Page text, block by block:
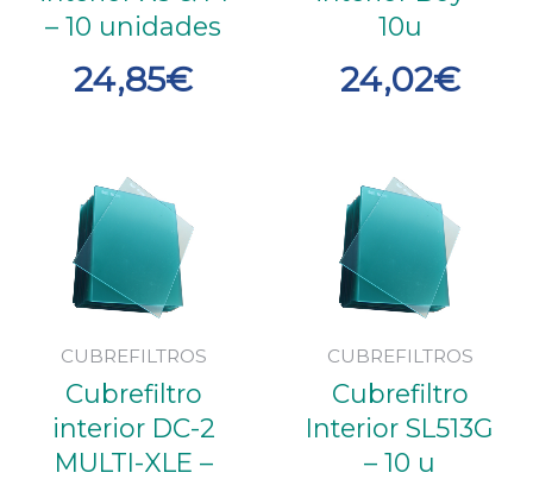
– 10 unidades
24,85€
10u
24,02€
CUBREFILTROS
Cubrefiltro
interior DC-2
MULTI-XLE –
CUBREFILTROS
Cubrefiltro
Interior SL513G
– 10 u